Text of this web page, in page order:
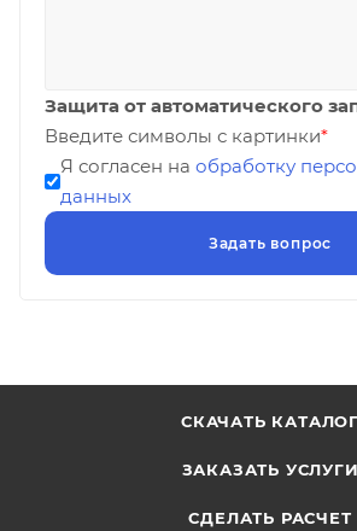
Защита от автоматического
Введите символы с картинки*
Я согласен на обработку
данных
СКАЧАТЬ КАТАЛОГ
ЗАКАЗАТЬ УСЛУГИ
СДЕЛАТЬ РАСЧЕТ